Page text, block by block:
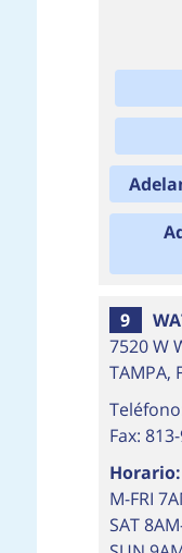
9
7520 W
TAMPA,
Fax:
Horario:
M-FRI
SAT